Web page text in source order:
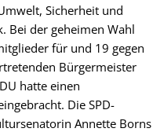
Sicherheit und
Bei der geheimen Wahl
für und 19 gegen
Bürgermeister
hatte einen
Die SPD-
Annette Borns